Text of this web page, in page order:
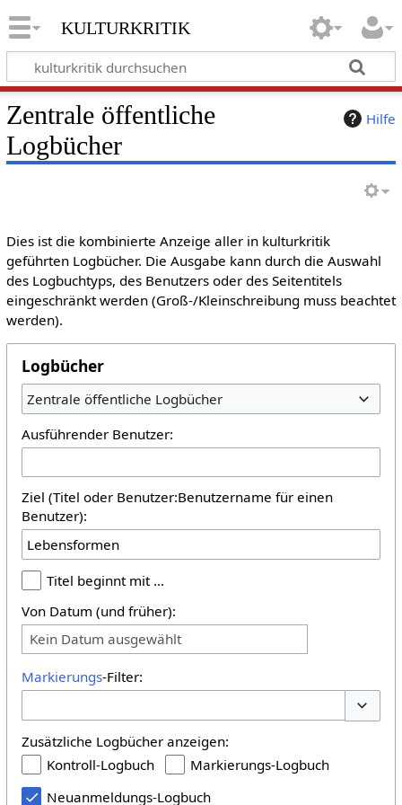
kulturkritik
Hilfe
Zentrale öffentliche
Logbücher
Dies ist die kombinierte Anzeige aller in kulturkritik
geführten Logbücher. Die Ausgabe kann durch die Auswahl
des Logbuchtyps, des Benutzers oder des Seitentitels
eingeschränkt werden (Groß-/Kleinschreibung muss beachtet
werden).
Logbücher
Zentrale öffentliche Logbücher
Ausführender Benutzer:
Ziel (Titel oder Benutzer:Benutzername für einen
Benutzer):
Titel beginnt mit …
Von Datum (und früher):
Kein Datum ausgewählt
Markierungs-Filter:
Zusätzliche Logbücher anzeigen:
Kontroll-Logbuch
Markierungs-Logbuch
Neuanmeldungs-Logbuch